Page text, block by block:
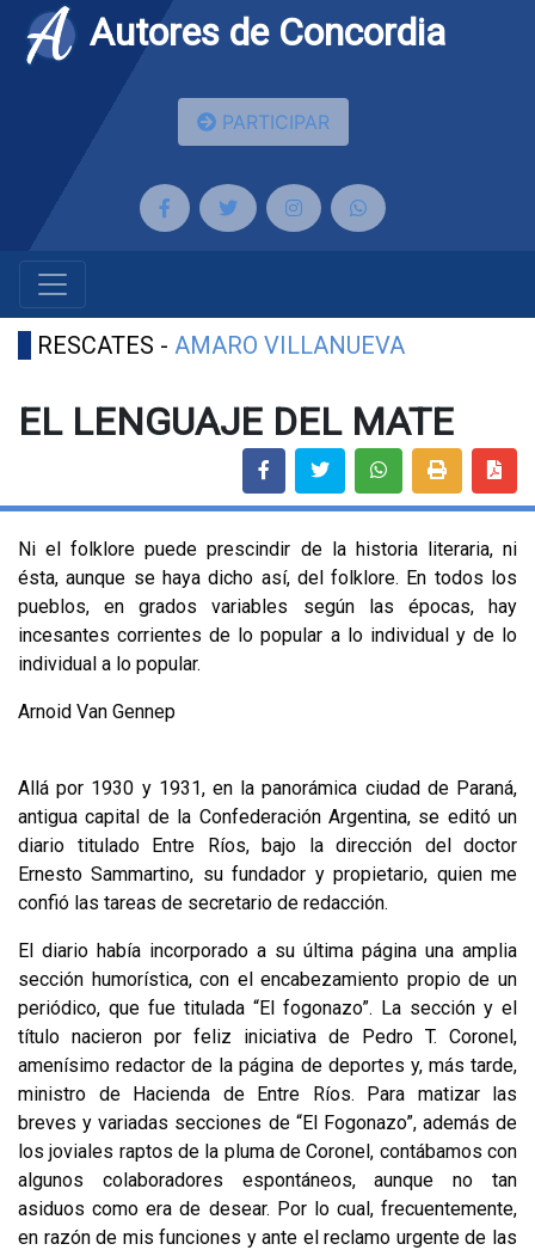
Autores de Concordia
PARTICIPAR
RESCATES - AMARO VILLANUEVA
EL LENGUAJE DEL MATE
Ni el folklore puede prescindir de la historia literaria, ni
ésta, aunque se haya dicho así, del folklore. En todos los
pueblos, en grados variables según las épocas, hay
incesantes corrientes de lo popular a lo individual y de lo
individual a lo popular.
Arnoid Van Gennep
Allá por 1930 y 1931, en la panorámica ciudad de Paraná,
antigua capital de la Confederación Argentina, se editó un
diario titulado Entre Ríos, bajo la direc­ción del doctor
Ernesto Sammartino, su fundador y propietario, quien me
con­fió las tareas de secretario de redacción.
El diario había incorporado a su última página una amplia
sección humorís­tica, con el encabezamiento propio de un
periódico, que fue titulada “El fogona­zo”. La sección y el
título nacieron por feliz iniciativa de Pedro T. Coronel,
amenísimo redactor de la página de deportes y, más tarde,
ministro de Hacien­da de Entre Ríos. Para matizar las
breves y variadas secciones de “El Fogonazo”, además de
los joviales raptos de la pluma de Coronel, contábamos con
algunos colaboradores espontáneos, aunque no tan
asiduos como era de desear. Por lo cual, frecuentemente,
en razón de mis funciones y ante el reclamo urgente de las